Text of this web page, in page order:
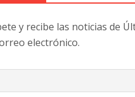
y recibe las noticias de
electrónico.